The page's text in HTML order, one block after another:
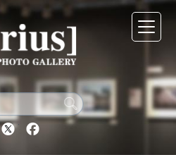
Twitter Facebook